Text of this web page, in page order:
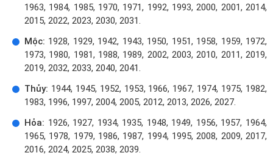
1963, 1984, 1985, 1970, 1971, 1992, 1993, 2000, 2001, 2014,
2015, 2022, 2023, 2030, 2031.
Mộc: 1928, 1929, 1942, 1943, 1950, 1951, 1958, 1959, 1972,
1973, 1980, 1981, 1988, 1989, 2002, 2003, 2010, 2011, 2019,
2019, 2032, 2033, 2040, 2041.
Thủy: 1944, 1945, 1952, 1953, 1966, 1967, 1974, 1975, 1982,
1983, 1996, 1997, 2004, 2005, 2012, 2013, 2026, 2027.
Hỏa: 1926, 1927, 1934, 1935, 1948, 1949, 1956, 1957, 1964,
1965, 1978, 1979, 1986, 1987, 1994, 1995, 2008, 2009, 2017,
2016, 2024, 2025, 2038, 2039.